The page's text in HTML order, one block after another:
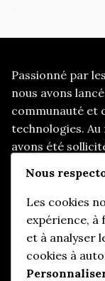
Passionné par
nous avons
communauté et
technologies. Au
avons été
articles sur
up, le e-
pertinents.
Nous
Les cookies
expérience,
et à analyser
cookies à